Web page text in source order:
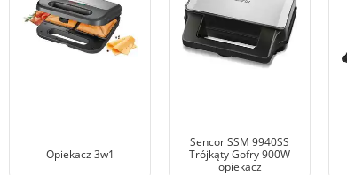
Opiekacz 3w1
Sencor SSM 9940SS
Trójkąty Gofry 900W
opiekacz